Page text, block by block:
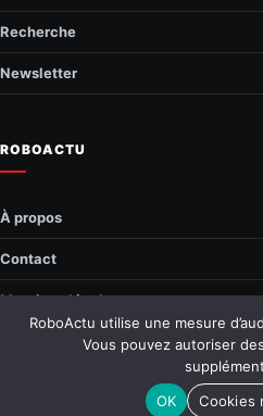
Recherche
Newsletter
ROBOACTU
À propos
Contact
Mentions légales
Confidentialité
Tous droits réservés
RoboActu utilise une mesure
Vous pouvez autoriser
OK
Cookies